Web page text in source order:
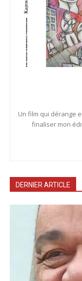
Un film qui dérange
finaliser mon
DERNIER ARTICLE